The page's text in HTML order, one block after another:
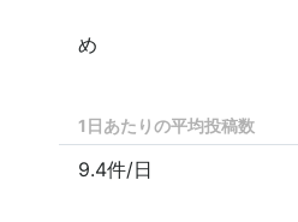
二次元
1日あたりの平均投稿数
9.4件/日